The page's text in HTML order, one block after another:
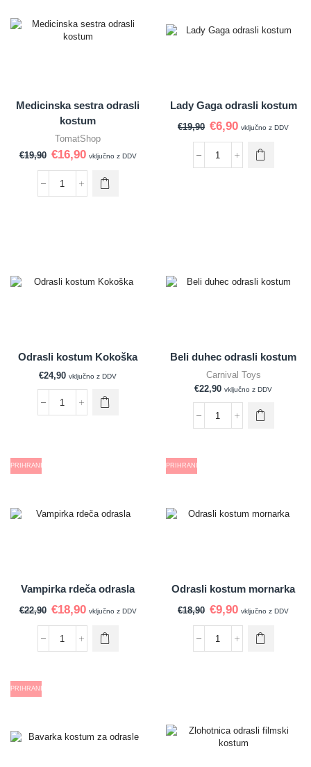
Medicinska sestra odrasli
kostum
TomatShop
€19,90 €16,90 vključno z DDV
Lady Gaga odrasli kostum
€19,90 €6,90 vključno z DDV
Odrasli kostum Kokoška
€24,90 vključno z DDV
Beli duhec odrasli kostum
Carnival Toys
€22,90 vključno z DDV
PRIHRANI
Vampirka rdeča odrasla
€22,90 €18,90 vključno z DDV
PRIHRANI
Odrasli kostum mornarka
€18,90 €9,90 vključno z DDV
PRIHRANI